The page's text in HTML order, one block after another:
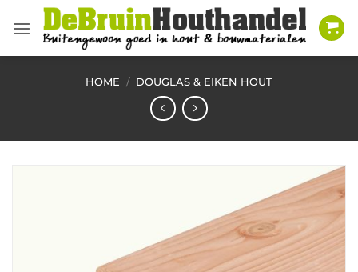
naar
HOME / DOUGLAS & EIKEN HOUT